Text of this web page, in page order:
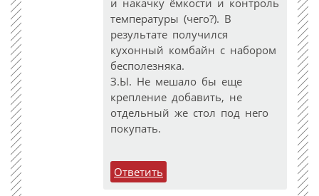
и накачку ёмкости и контроль
температуры (чего?). В
результате получился
кухонный комбайн с набором
бесполезняка.
З.Ы. Не мешало бы еще
крепление добавить, не
отдельный же стол под него
покупать.
Ответить